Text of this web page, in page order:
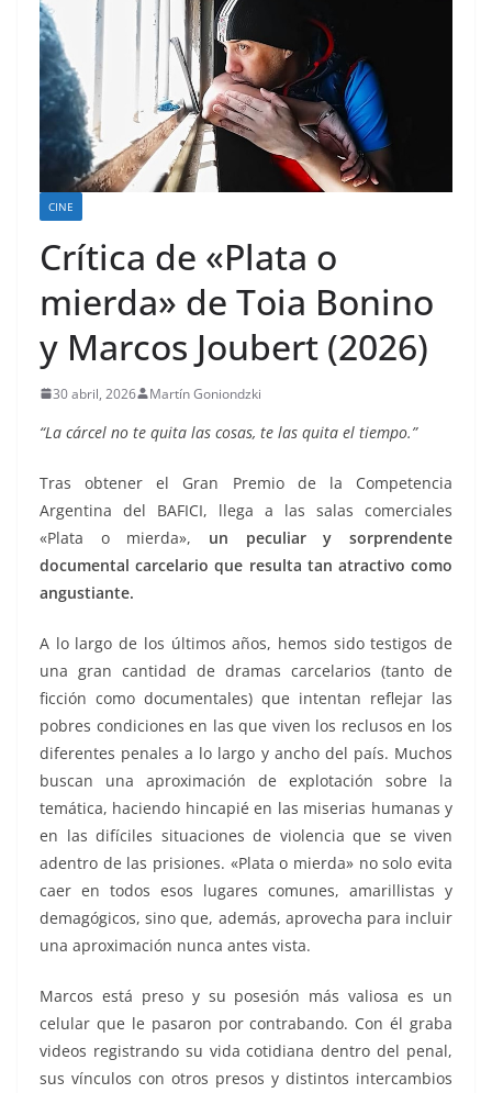
CINE
Crítica de «Plata o
mierda» de Toia Bonino
y Marcos Joubert (2026)
30 abril, 2026 Martín Goniondzki
“La cárcel no te quita las cosas, te las quita el tiempo.”
Tras obtener el Gran Premio de la Competencia
Argentina del BAFICI, llega a las salas comerciales
«Plata o mierda», un peculiar y sorprendente
documental carcelario que resulta tan atractivo como
angustiante.
A lo largo de los últimos años, hemos sido testigos de
una gran cantidad de dramas carcelarios (tanto de
ficción como documentales) que intentan reflejar las
pobres condiciones en las que viven los reclusos en los
diferentes penales a lo largo y ancho del país. Muchos
buscan una aproximación de explotación sobre la
temática, haciendo hincapié en las miserias humanas y
en las difíciles situaciones de violencia que se viven
adentro de las prisiones. «Plata o mierda» no solo evita
caer en todos esos lugares comunes, amarillistas y
demagógicos, sino que, además, aprovecha para incluir
una aproximación nunca antes vista.
Marcos está preso y su posesión más valiosa es un
celular que le pasaron por contrabando. Con él graba
videos registrando su vida cotidiana dentro del penal,
sus vínculos con otros presos y distintos intercambios